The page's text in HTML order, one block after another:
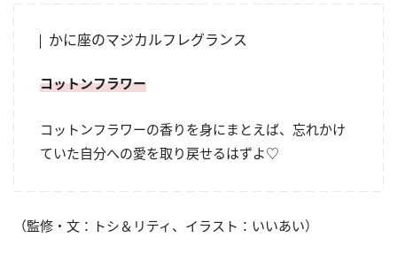
かに座のマジカルフレグランス
コットンフラワー
コットンフラワーの香りを身にまとえば、忘れかけ
ていた自分への愛を取り戻せるはずよ♡
（監修・文：トシ＆リティ、イラスト：いいあい）